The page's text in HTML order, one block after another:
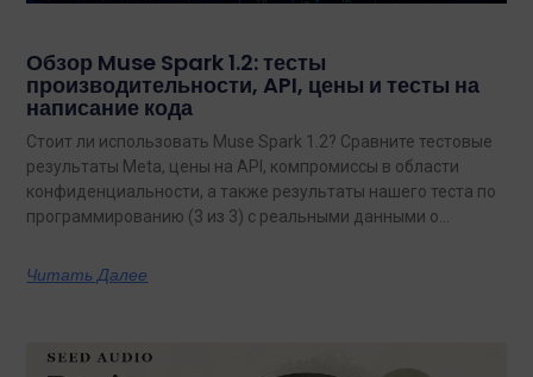
Обзор Muse Spark 1.2: тесты
производительности, API, цены и тесты на
написание кода
Стоит ли использовать Muse Spark 1.2? Сравните тестовые
результаты Meta, цены на API, компромиссы в области
конфиденциальности, а также результаты нашего теста по
программированию (3 из 3) с реальными данными о
Читать Далее